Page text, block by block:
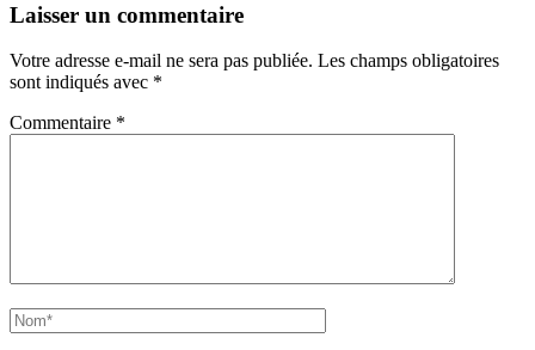
Laisser un commentaire
Votre adresse e-mail ne sera pas publiée. Les champs obligatoires
sont indiqués avec *
Commentaire *
Nom*